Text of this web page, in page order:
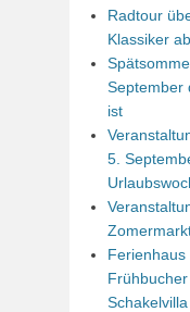
Radtour
Klassiker
September
ist
5.
Schakelvilla